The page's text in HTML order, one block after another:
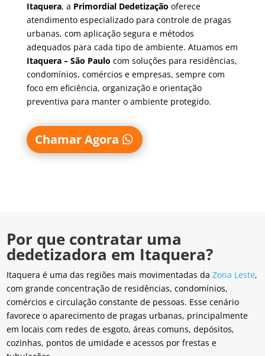
Itaquera, a Primordial Dedetização oferece
atendimento especializado para controle de pragas
urbanas, com aplicação segura e métodos
adequados para cada tipo de ambiente. Atuamos em
Itaquera – São Paulo com soluções para residências,
condomínios, comércios e empresas, sempre com
foco em eficiência, organização e orientação
preventiva para manter o ambiente protegido.
Chamar Agora
Por que contratar uma
dedetizadora em Itaquera?
Itaquera é uma das regiões mais movimentadas daZona Leste,
com grande concentração de residências, condomínios,
comércios e circulação constante de pessoas. Esse cenário
favorece o aparecimento de pragas urbanas, principalmente
em locais com redes de esgoto, áreas comuns, depósitos,
cozinhas, pontos de umidade e acessos por frestas e